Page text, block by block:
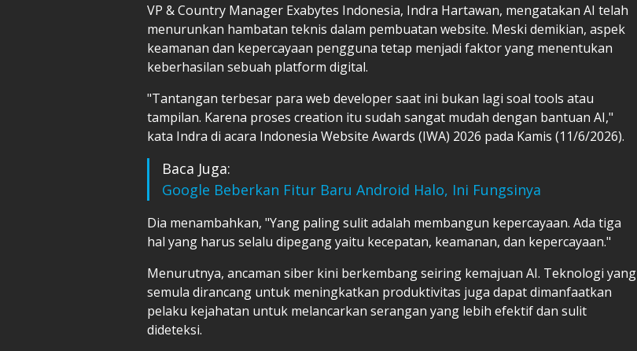
VP & Country Manager Exabytes Indonesia, Indra Hartawan, mengatakan AI telah
menurunkan hambatan teknis dalam pembuatan website. Meski demikian, aspek
keamanan dan kepercayaan pengguna tetap menjadi faktor yang menentukan
keberhasilan sebuah platform digital.
"Tantangan terbesar para web developer saat ini bukan lagi soal tools atau
tampilan. Karena proses creation itu sudah sangat mudah dengan bantuan AI,"
kata Indra di acara Indonesia Website Awards (IWA) 2026 pada Kamis (11/6/2026).
Baca Juga:
Google Beberkan Fitur Baru Android Halo, Ini Fungsinya
Dia menambahkan, "Yang paling sulit adalah membangun kepercayaan. Ada tiga
hal yang harus selalu dipegang yaitu kecepatan, keamanan, dan kepercayaan."
Menurutnya, ancaman siber kini berkembang seiring kemajuan AI. Teknologi yang
semula dirancang untuk meningkatkan produktivitas juga dapat dimanfaatkan
pelaku kejahatan untuk melancarkan serangan yang lebih efektif dan sulit
dideteksi.